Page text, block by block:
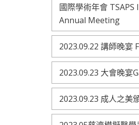
國際學術年會
Annual Meeting
2023.09.22 講師晚宴
2023.09.23 大會晚宴
2023.09.23 成人之美